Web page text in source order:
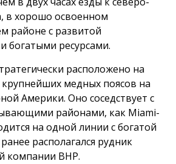
в хорошо освоенном
районе с развитой
богатыми ресурсами.
расположено на
крупнейших медных поясов на
Америки. Оно соседствует с
районами, как Miami-
на одной линии с богатой
располагался рудник
компании BHP.